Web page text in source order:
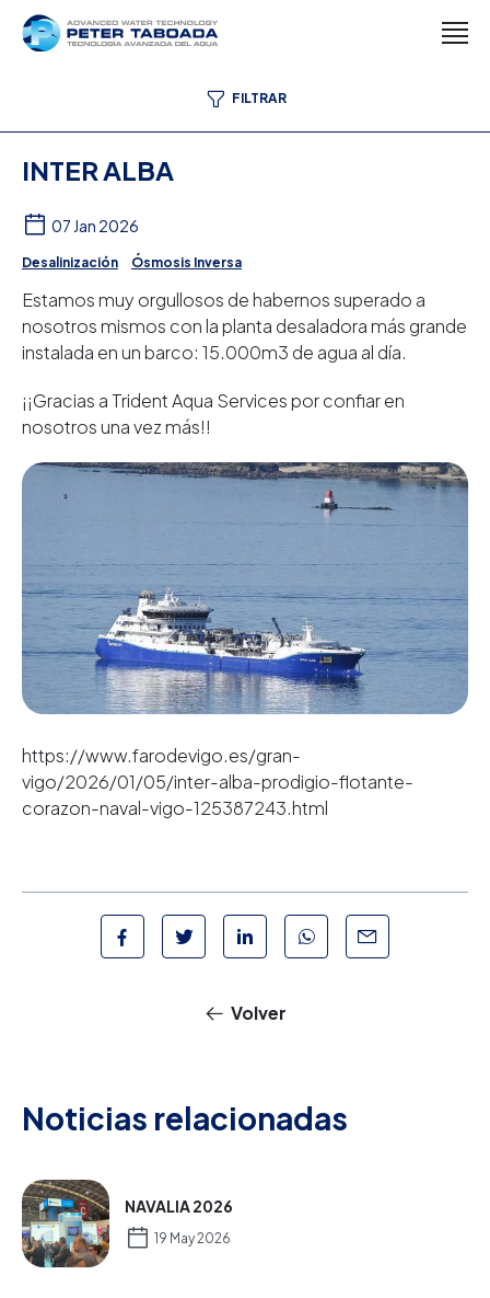
FILTRAR
INTER ALBA
07 Jan 2026
Desalinización Ósmosis Inversa
Estamos muy orgullosos de habernos superado a
nosotros mismos con la planta desaladora más grande
instalada en un barco: 15.000m3 de agua al día.
¡¡Gracias a Trident Aqua Services por confiar en
nosotros una vez más!!
https://www.farodevigo.es/gran-
vigo/2026/01/05/inter-alba-prodigio-flotante-
corazon-naval-vigo-125387243.html
Volver
Noticias relacionadas
NAVALIA 2026
19 May 2026